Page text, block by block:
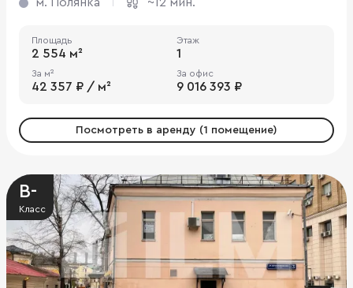
Площадь
2 554 м²
Этаж
1
За м²
42 357 ₽ / м²
За офис
9 016 393 ₽
Посмотреть в аренду (1 помещение)
B-
Класс